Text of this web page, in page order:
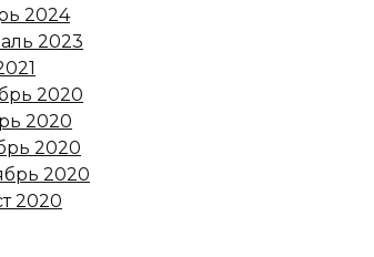
2024
2023
2020
2020
2020
2020
2020